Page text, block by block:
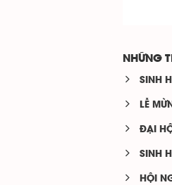
NHỮNG
SINH
LỄ
ĐẠI
SINH
HỘI